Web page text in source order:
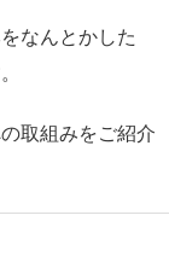
なんとかした
取組みをご紹介